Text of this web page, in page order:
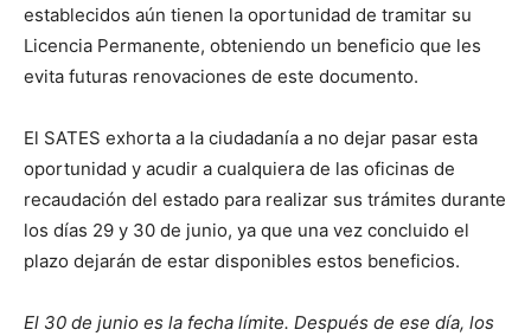
establecidos aún tienen la oportunidad de tramitar su
Licencia Permanente, obteniendo un beneficio que les
evita futuras renovaciones de este documento.
El SATES exhorta a la ciudadanía a no dejar pasar esta
oportunidad y acudir a cualquiera de las oficinas de
recaudación del estado para realizar sus trámites durante
los días 29 y 30 de junio, ya que una vez concluido el
plazo dejarán de estar disponibles estos beneficios.
El 30 de junio es la fecha límite. Después de ese día, los